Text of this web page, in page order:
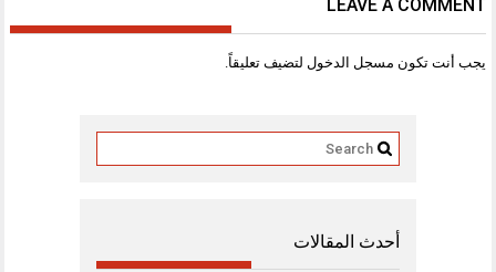
LEAVE A COMMENT
يجب أنت تكون مسجل الدخول لتضيف تعليقاً.
أحدث المقالات